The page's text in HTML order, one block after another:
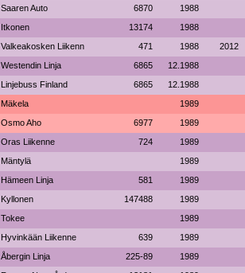
Saaren Auto 6870 1988
Itkonen 13174 1988
Valkeakosken Liikenn 471 1988 2012
Westendin Linja 6865 12.1988
Linjebuss Finland 6865 12.1988
Mäkela 1989
Osmo Aho 6977 1989
Oras Liikenne 724 1989
Mäntylä 1989
Hämeen Linja 581 1989
Kyllonen 147488 1989
Tokee 1989
Hyvinkään Liikenne 639 1989
Åbergin Linja 225-89 1989